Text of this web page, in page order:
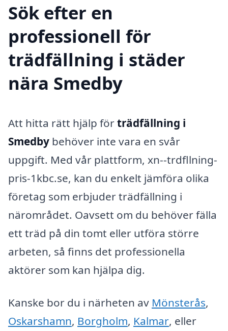
Sök efter en
professionell för
trädfällning i städer
nära Smedby
Att hitta rätt hjälp förträdfällning i
Smedby behöver inte vara en svår
uppgift. Med vår plattform, xn--trdfllning-
pris-1kbc.se, kan du enkelt jämföra olika
företag som erbjuder trädfällning i
närområdet. Oavsett om du behöver fälla
ett träd på din tomt eller utföra större
arbeten, så finns det professionella
aktörer som kan hjälpa dig.
Kanske bor du i närheten av Mönsterås,
Oskarshamn, Borgholm, Kalmar, eller